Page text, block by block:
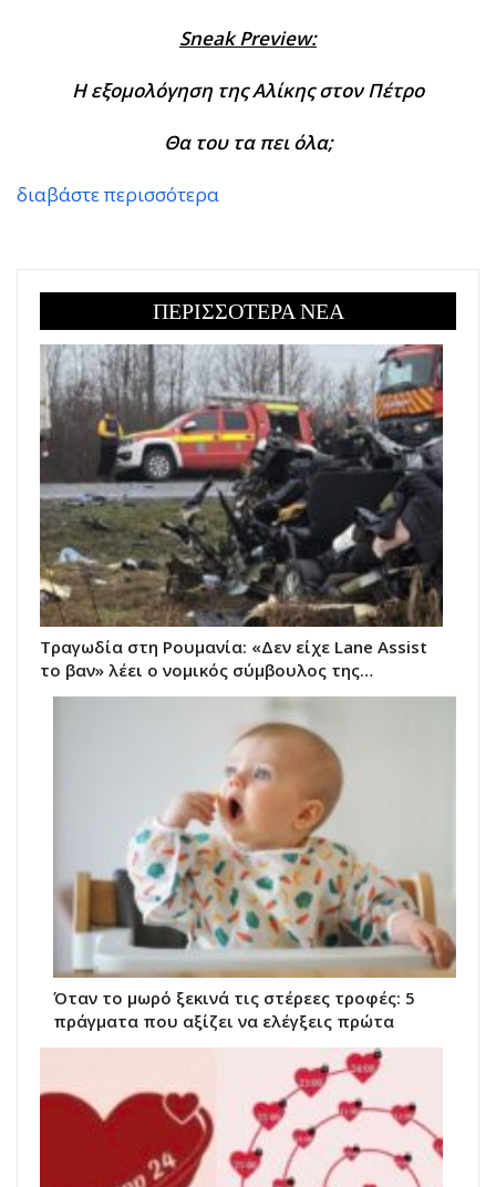
Sneak Preview:
Η εξομολόγηση της Αλίκης στον Πέτρο
Θα του τα πει όλα;
διαβάστε περισσότερα
ΠΕΡΙΣΣΟΤΕΡΑ ΝΕΑ
Τραγωδία στη Ρουμανία: «Δεν είχε Lane Assist
το βαν» λέει ο νομικός σύμβουλος της…
Όταν το μωρό ξεκινά τις στέρεες τροφές: 5
πράγματα που αξίζει να ελέγξεις πρώτα